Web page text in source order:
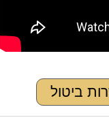
ביטול